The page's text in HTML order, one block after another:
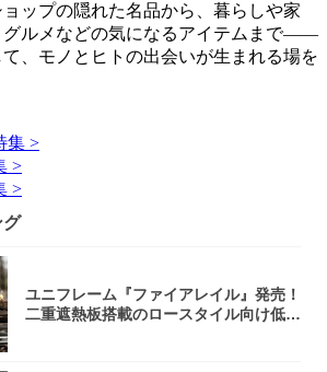
ップの隠れた名品から、暮らしや家
グルメなどの気になるアイテムまで――
、モノとヒトの出会いが生まれる場を
集 >
>
>
グ
ユニフレーム『ファイアレイル』発売！
二重遮熱板搭載のロースタイル向け低型